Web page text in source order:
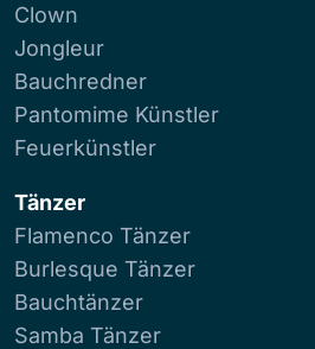
Clown
Jongleur
Bauchredner
Pantomime Künstler
Feuerkünstler
Tänzer
Flamenco Tänzer
Burlesque Tänzer
Bauchtänzer
Samba Tänzer